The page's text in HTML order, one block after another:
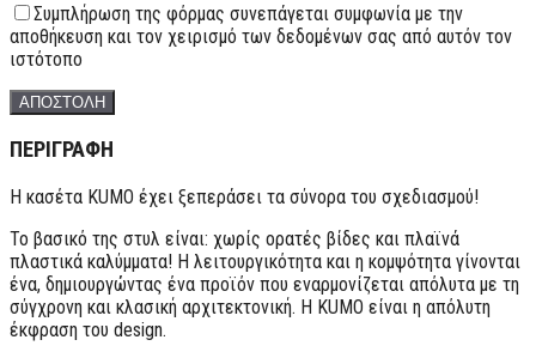
Συμπλήρωση της φόρμας συνεπάγεται συμφωνία με την
αποθήκευση και τον χειρισμό των δεδομένων σας από αυτόν τον
ιστότοπο
ΠΕΡΙΓΡΑΦΗ
Η κασέτα KUMO έχει ξεπεράσει τα σύνορα του σχεδιασμού!
Το βασικό της στυλ είναι: χωρίς ορατές βίδες και πλαϊνά
πλαστικά καλύμματα! Η λειτουργικότητα και η κομψότητα γίνονται
ένα, δημιουργώντας ένα προϊόν που εναρμονίζεται απόλυτα με τη
σύγχρονη και κλασική αρχιτεκτονική. Η KUMO είναι η απόλυτη
έκφραση του design.